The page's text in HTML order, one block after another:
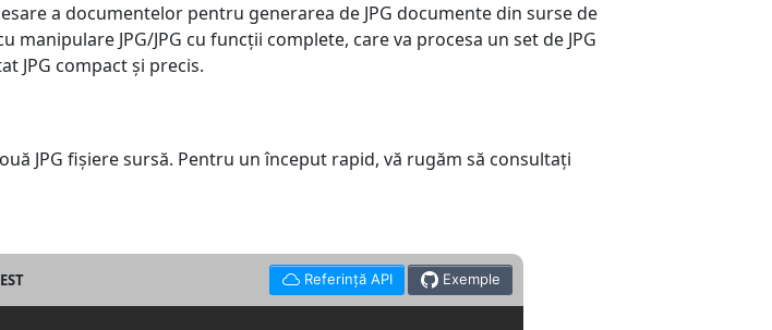
a documentelor pentru generarea de JPG documente din surse de
JPG/JPG cu funcții complete, care va procesa un set de JPG
JPG compact și precis.
JPG fișiere sursă. Pentru un început rapid, vă rugăm să consultați
Referință API Exemple